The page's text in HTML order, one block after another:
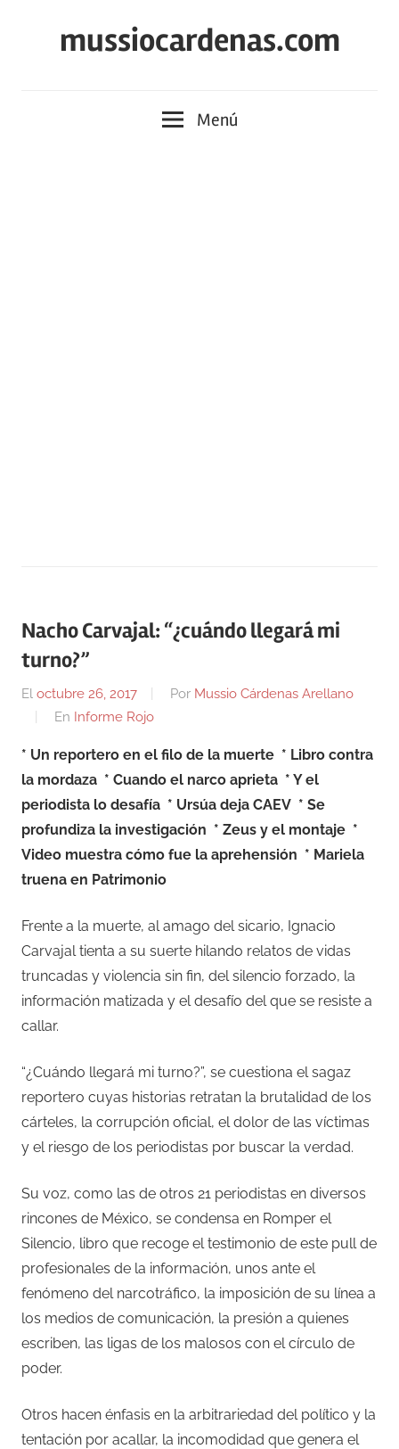
mussiocardenas.com
Menú
Nacho Carvajal: “¿cuándo llegará mi
turno?”
El octubre 26, 2017 Por Mussio Cárdenas Arellano
En Informe Rojo
* Un reportero en el filo de la muerte * Libro contra
la mordaza * Cuando el narco aprieta * Y el
periodista lo desafía * Ursúa deja CAEV * Se
profundiza la investigación * Zeus y el montaje *
Video muestra cómo fue la aprehensión * Mariela
truena en Patrimonio
Frente a la muerte, al amago del sicario, Ignacio
Carvajal tienta a su suerte hilando relatos de vidas
truncadas y violencia sin fin, del silencio forzado, la
información matizada y el desafío del que se resiste a
callar.
“¿Cuándo llegará mi turno?”, se cuestiona el sagaz
reportero cuyas historias retratan la brutalidad de los
cárteles, la corrupción oficial, el dolor de las víctimas
y el riesgo de los periodistas por buscar la verdad.
Su voz, como las de otros 21 periodistas en diversos
rincones de México, se condensa en Romper el
Silencio, libro que recoge el testimonio de este pull de
profesionales de la información, unos ante el
fenómeno del narcotráfico, la imposición de su línea a
los medios de comunicación, la presión a quienes
escriben, las ligas de los malosos con el círculo de
poder.
Otros hacen énfasis en la arbitrariedad del político y la
tentación por acallar, la incomodidad que genera el